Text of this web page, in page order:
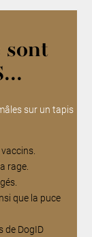
sont
sur un tapis
rage.
que la puce
de DogID